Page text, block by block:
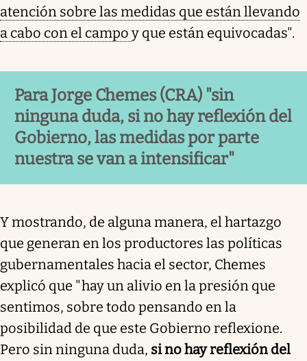
atención sobre las medidas que están llevando
a cabo con el campo y que están equivocadas".
Para Jorge Chemes (CRA) "sin
ninguna duda, si no hay reflexión del
Gobierno, las medidas por parte
nuestra se van a intensificar"
Y mostrando, de alguna manera, el hartazgo
que generan en los productores las políticas
gubernamentales hacia el sector, Chemes
explicó que "hay un alivio en la presión que
sentimos, sobre todo pensando en la
posibilidad de que este Gobierno reflexione.
Pero sin ninguna duda, si no hay reflexión del